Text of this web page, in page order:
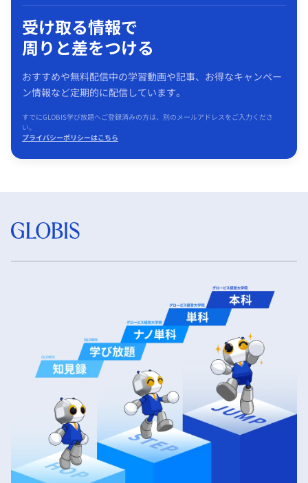
受け取る情報で
周りと差をつける
おすすめや無料配信中の学習動画や記事、お得なキャンペー
ン情報など定期的に配信しています。
すでにGLOBIS学び放題へご登録済みの方は、別のメールアドレスをご入力くださ
い。
プライバシーポリシーはこちら